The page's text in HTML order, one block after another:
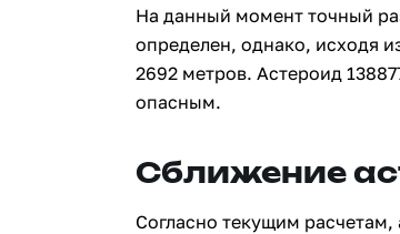
На данный момент точный
определен, однако, исходя
2692 метров. Астероид
опасным.
Сближение
Согласно текущим расчетам,